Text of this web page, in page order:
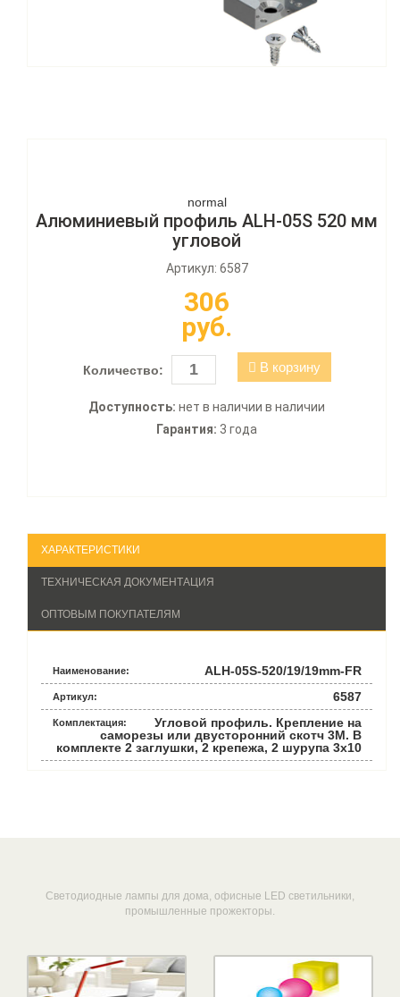
normal
Алюминиевый профиль ALH-05S 520 мм
угловой
Артикул: 6587
306
руб.
Количество: В корзину
Доступность: нет в наличии в наличии
Гарантия: 3 года
ХАРАКТЕРИСТИКИ
ТЕХНИЧЕСКАЯ ДОКУМЕНТАЦИЯ
ОПТОВЫМ ПОКУПАТЕЛЯМ
Наименование: ALH-05S-520/19/19mm-FR
Артикул: 6587
Комплектация:
Угловой профиль. Крепление на
саморезы или двусторонний скотч 3М. В
комплекте 2 заглушки, 2 крепежа, 2 шурупа 3х10
Светодиодные лампы для дома, офисные LED светильники,
промышленные прожекторы.